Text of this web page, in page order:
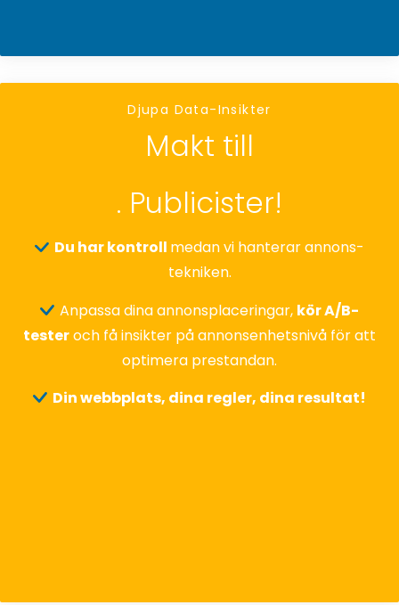
Djupa Data-Insikter
Makt till
. Publicister!
Du har kontroll medan vi hanterar annons-
tekniken.
Anpassa dina annonsplaceringar, kör A/B-
testeroch få insikter på annonsenhetsnivå för att
optimera prestandan.
Din webbplats, dina regler, dina resultat!